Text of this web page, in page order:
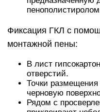
Фиксация ГКЛ с
монтажной пены:
В лист
отверстий.
Точки размещения
черновую
Рядом с